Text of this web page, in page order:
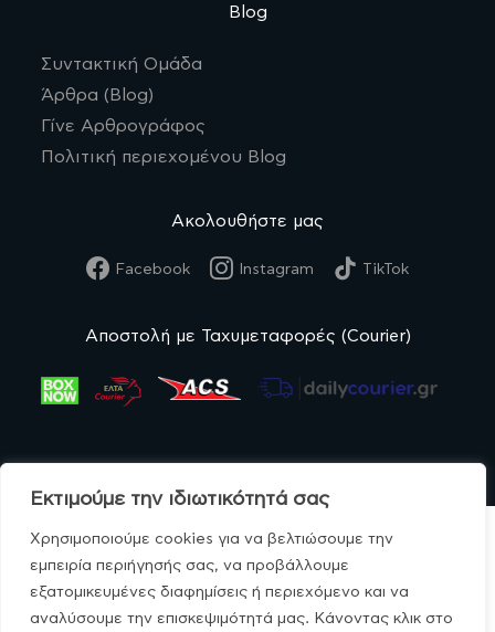
Εκτιμούμε την ιδιωτικότητά σας
Χρησιμοποιούμε cookies για να βελτιώσουμε την
εμπειρία περιήγησής σας, να προβάλλουμε
εξατομικευμένες διαφημίσεις ή περιεχόμενο και να
αναλύσουμε την επισκεψιμότητά μας. Κάνοντας κλικ στο
Blog
Συντακτική Ομάδα
Άρθρα (Blog)
Γίνε Αρθρογράφος
Πολιτική περιεχομένου Blog
Ακολουθήστε μας
Facebook Instagram TikTok
Αποστολή με Ταχυμεταφορές (Courier)
© MonoBio.gr 2020-2026.